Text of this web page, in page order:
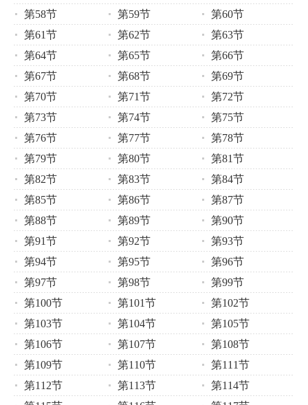
第58节
第59节
第60节
第61节
第62节
第63节
第64节
第65节
第66节
第67节
第68节
第69节
第70节
第71节
第72节
第73节
第74节
第75节
第76节
第77节
第78节
第79节
第80节
第81节
第82节
第83节
第84节
第85节
第86节
第87节
第88节
第89节
第90节
第91节
第92节
第93节
第94节
第95节
第96节
第97节
第98节
第99节
第100节
第101节
第102节
第103节
第104节
第105节
第106节
第107节
第108节
第109节
第110节
第111节
第112节
第113节
第114节